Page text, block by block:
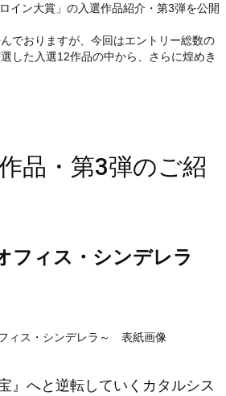
イン大賞」の入選作品紹介・第3弾を公開
でおりますが、今回はエントリー総数の
した入選12作品の中から、さらに煌めき
品・第3弾のご紹
フィス・シンデレラ
ィス・シンデレラ～ 表紙画像
』へと逆転していくカタルシス